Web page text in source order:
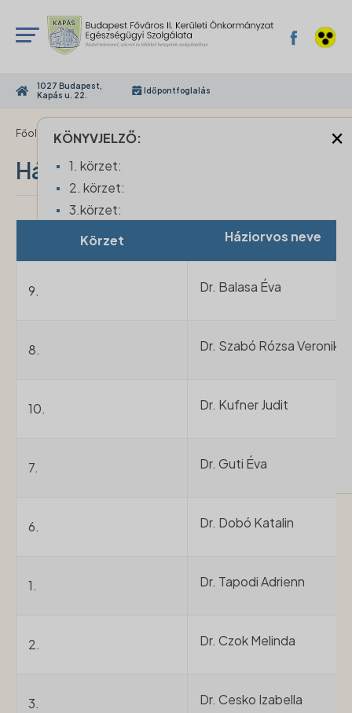
1027 Budapest,
Kapás u. 22.
Időpontfoglalás
Főoldal › Házi gyermekorvosi szolgálat
Házi gyermekorvosi szolgálat
KÖNYVJELZŐ: ×
1. körzet:
2. körzet:
3.körzet:
Körzet Háziorvos neve
9. Dr. Balasa Éva
8. Dr. Szabó Rózsa Veronika
10. Dr. Kufner Judit
7. Dr. Guti Éva
6. Dr. Dobó Katalin
1. Dr. Tapodi Adrienn
2. Dr. Czok Melinda
3. Dr. Cesko Izabella